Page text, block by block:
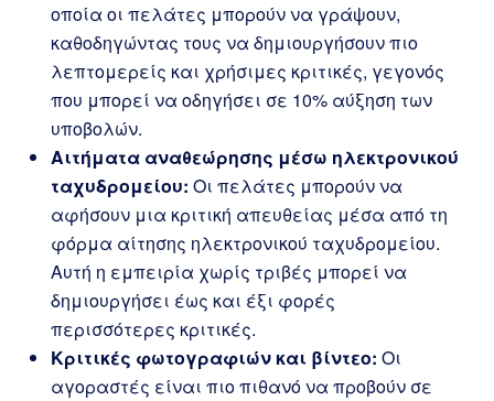
οποία οι πελάτες μπορούν να γράψουν,
καθοδηγώντας τους να δημιουργήσουν πιο
λεπτομερείς και χρήσιμες κριτικές, γεγονός
που μπορεί να οδηγήσει σε 10% αύξηση των
υποβολών.
Αιτήματα αναθεώρησης μέσω ηλεκτρονικού
ταχυδρομείου: Οι πελάτες μπορούν να
αφήσουν μια κριτική απευθείας μέσα από τη
φόρμα αίτησης ηλεκτρονικού ταχυδρομείου.
Αυτή η εμπειρία χωρίς τριβές μπορεί να
δημιουργήσει έως και έξι φορές
περισσότερες κριτικές.
Κριτικές φωτογραφιών και βίντεο: Οι
αγοραστές είναι πιο πιθανό να προβούν σε